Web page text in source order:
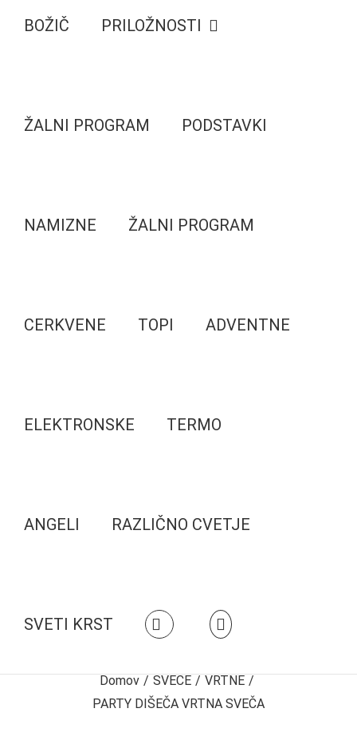
BOŽIČ PRILOŽNOSTI
ŽALNI PROGRAM PODSTAVKI
NAMIZNE ŽALNI PROGRAM
CERKVENE TOPI ADVENTNE
ELEKTRONSKE TERMO
ANGELI RAZLIČNO CVETJE
SVETI KRST
Domov / SVEČE / VRTNE /
PARTY DIŠEČA VRTNA SVEČA